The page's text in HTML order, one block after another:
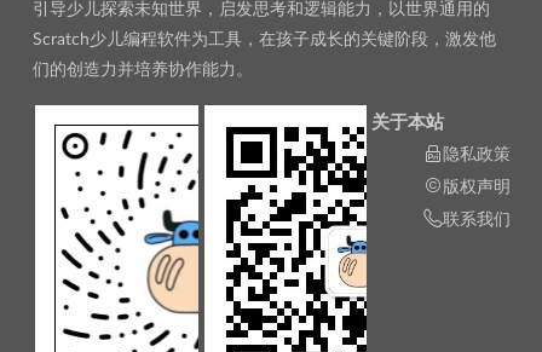
引导少儿探索未知世界，启发思考和逻辑能力，以世界通用的
Scratch少儿编程软件为工具，在孩子成长的关键阶段，激发他
们的创造力并培养协作能力。
关于本站
隐私政策
版权声明
联系我们